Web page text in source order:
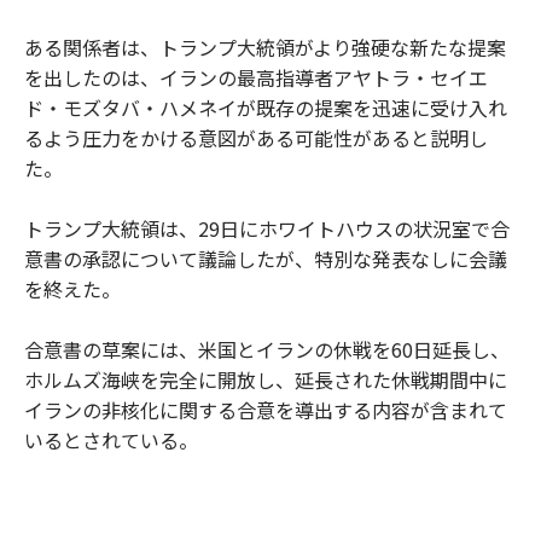
ある関係者は、トランプ大統領がより強硬な新たな提案
を出したのは、イランの最高指導者アヤトラ・セイエ
ド・モズタバ・ハメネイが既存の提案を迅速に受け入れ
るよう圧力をかける意図がある可能性があると説明し
た。
トランプ大統領は、29日にホワイトハウスの状況室で合
意書の承認について議論したが、特別な発表なしに会議
を終えた。
合意書の草案には、米国とイランの休戦を60日延長し、
ホルムズ海峡を完全に開放し、延長された休戦期間中に
イランの非核化に関する合意を導出する内容が含まれて
いるとされている。